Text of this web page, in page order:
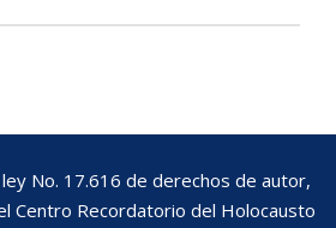
No. 17.616 de derechos de autor,
Centro Recordatorio del Holocausto